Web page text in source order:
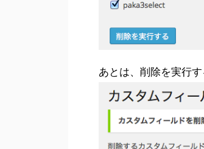
あとは、削除を実行